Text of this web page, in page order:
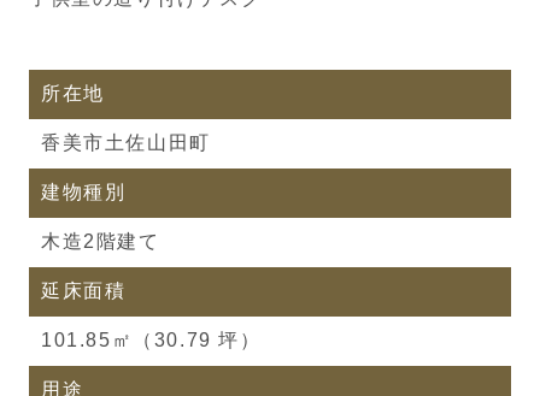
所在地
香美市土佐山田町
建物種別
木造2階建て
延床面積
101.85㎡（30.79 坪）
用途